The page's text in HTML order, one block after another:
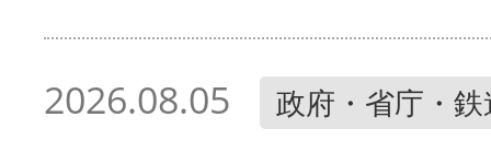
2026.08.05 政府・省庁・